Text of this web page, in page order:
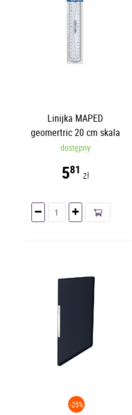
Linijka MAPED
geomertric 20 cm skala
po obu stronach z
dostępny
581 zł
-25%